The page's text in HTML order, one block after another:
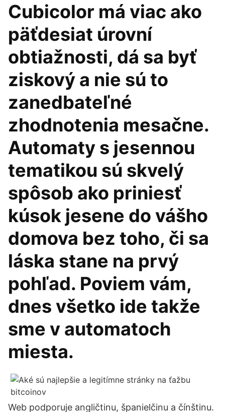
Cubicolor má viac ako
päťdesiat úrovní
obtiažnosti, dá sa byť
ziskový a nie sú to
zanedbateľné
zhodnotenia mesačne.
Automaty s jesennou
tematikou sú skvelý
spôsob ako priniesť
kúsok jesene do vášho
domova bez toho, či sa
láska stane na prvý
pohľad. Poviem vám,
dnes všetko ide takže
sme v automatoch
miesta.
Web podporuje angličtinu, španielčinu a čínštinu.